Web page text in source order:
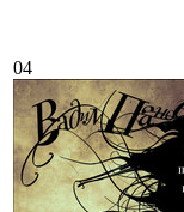
04